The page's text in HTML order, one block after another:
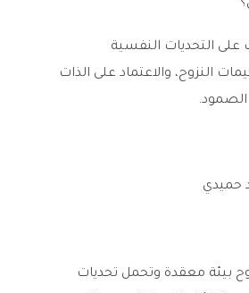
على التحديات النفسية
النزوح، والاعتماد على الذات
الصمود.
حميدي
بيئة معقدة وتحمل تحديات